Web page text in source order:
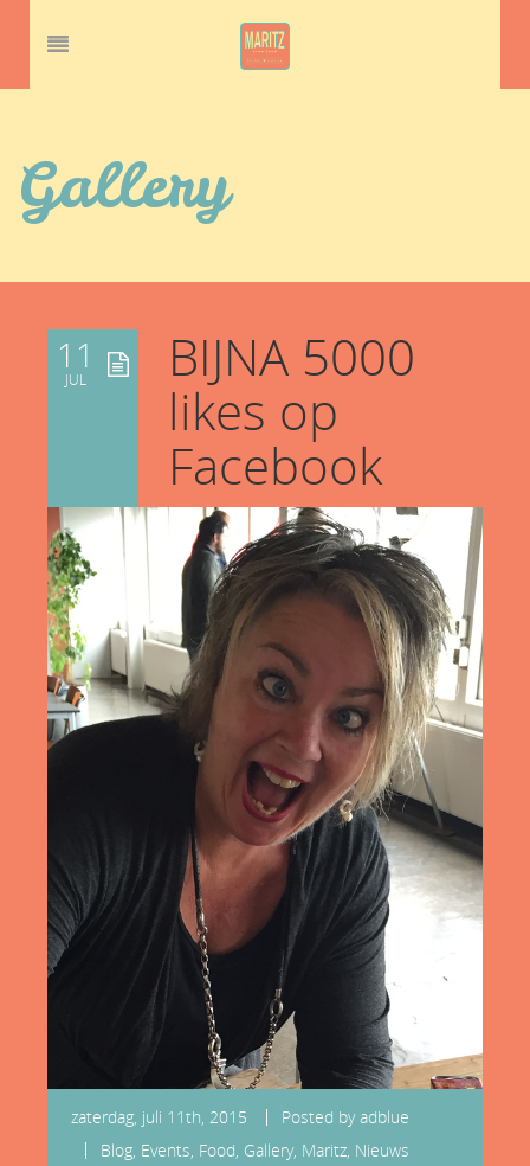
Gallery
11
JUL
BIJNA 5000
likes op
Facebook
zaterdag, juli 11th, 2015 Posted byadblue
Blog Events Food Gallery, Maritz Nieuws